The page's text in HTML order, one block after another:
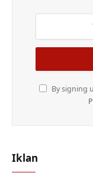
By signing
Iklan